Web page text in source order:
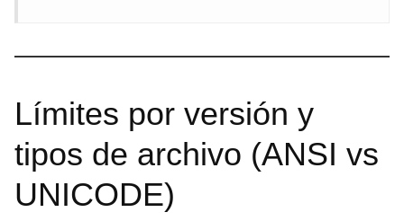
Límites por versión y
tipos de archivo (ANSI vs
UNICODE)